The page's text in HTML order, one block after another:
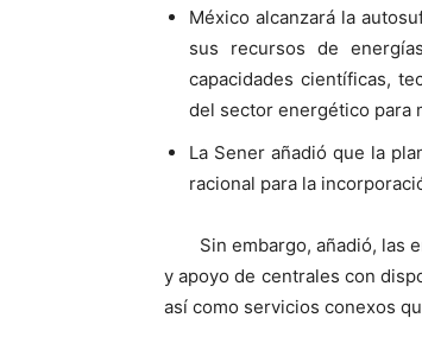
México alcanzará la
sus recursos de
capacidades científicas,
del sector energético para
La Sener añadió que la
racional para la
Sin embargo, añadió, las
y apoyo de centrales con
así como servicios conexos